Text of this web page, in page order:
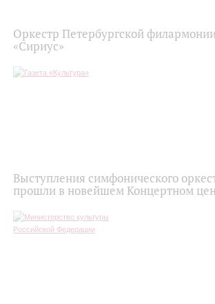
Оркестр Петербургской
«Сириус»
Выступления симфонического
прошли в новейшем Концертном